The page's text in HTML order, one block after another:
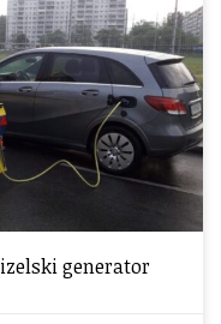
generator